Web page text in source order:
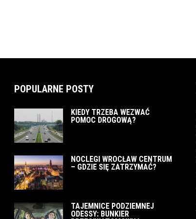
POPULARNE POSTY
KIEDY TRZEBA WEZWAĆ
POMOC DROGOWĄ?
NOCLEGI WROCŁAW CENTRUM
– GDZIE SIĘ ZATRZYMAĆ?
TAJEMNICE PODZIEMNEJ
ODESSY: BUNKIER